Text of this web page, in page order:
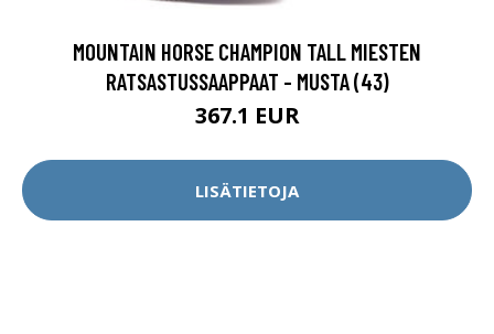
MOUNTAIN HORSE CHAMPION TALL MIESTEN
RATSASTUSSAAPPAAT - MUSTA (43)
367.1 EUR
LISÄTIETOJA